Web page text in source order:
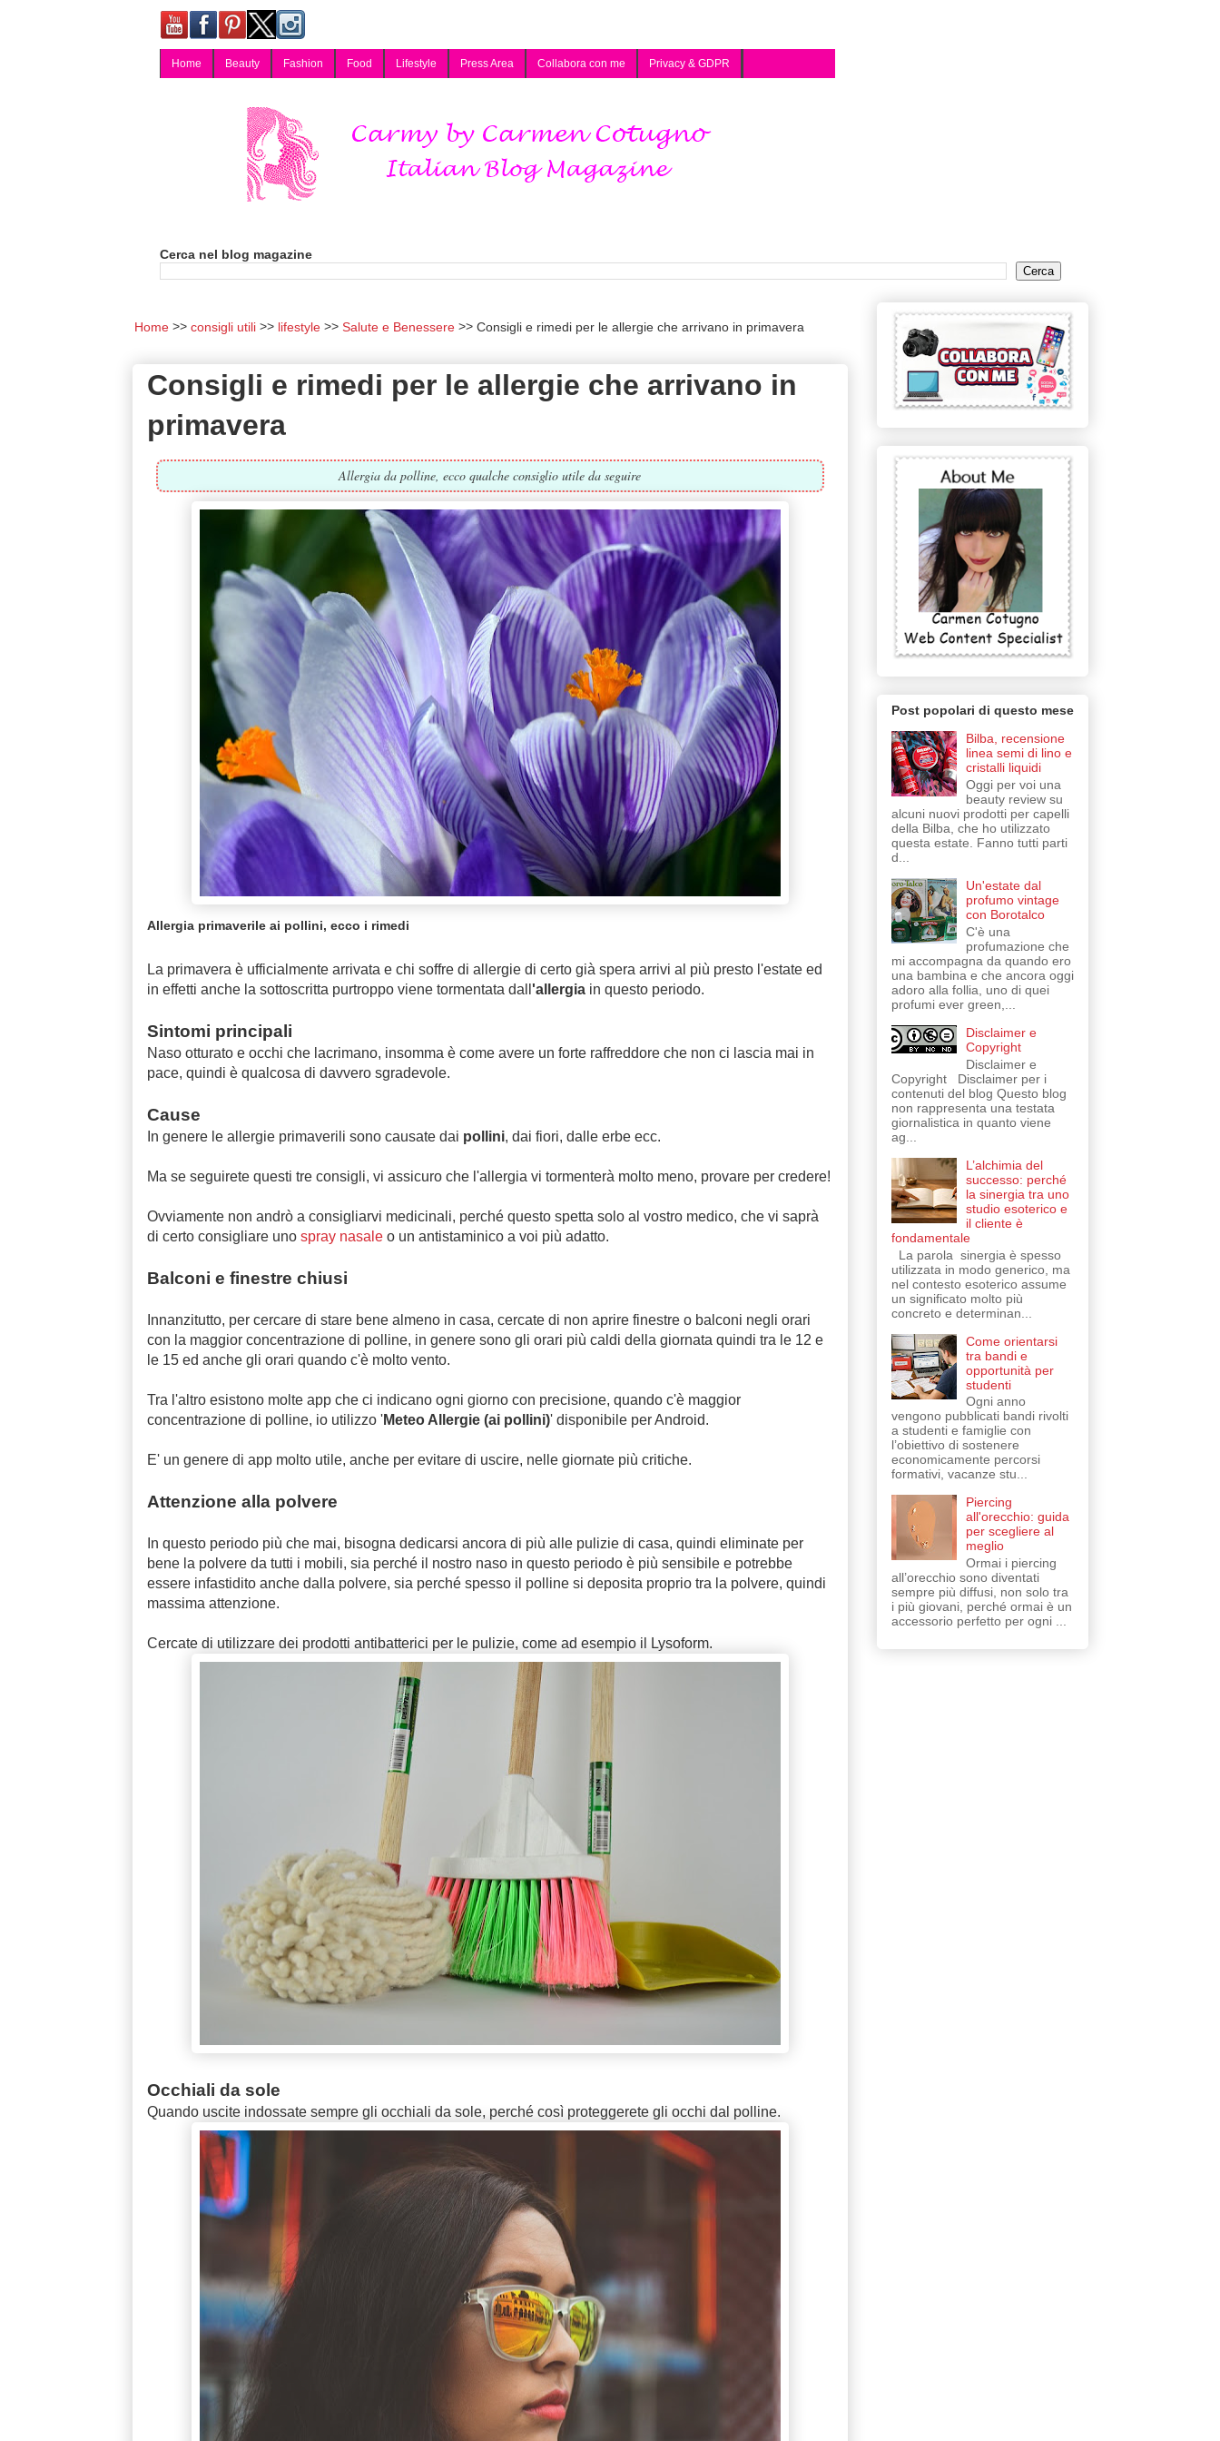
Home Beauty Fashion Food Lifestyle Press Area Collabora con me Privacy & GDPR
Cerca nel blog magazine
Home consigli utili lifestyle Salute e Benessere Consigli e rimedi per le allergie che arrivano in primavera
Consigli e rimedi per le allergie che arrivano in
primavera
Allergia da polline, ecco qualche consiglio utile da seguire
Allergia primaverile ai pollini, ecco i rimedi
La primavera è ufficialmente arrivata e chi soffre di allergie di certo già spera arrivi al più presto l'estate ed
in effetti anche la sottoscritta purtroppo viene tormentata dall 'allergiain questo periodo.
Sintomi principali
Naso otturato e occhi che lacrimano, insomma è come avere un forte raffreddore che non ci lascia mai in
pace, quindi è qualcosa di davvero sgradevole.
Cause
In genere le allergie primaverili sono causate dai pollini, dai fiori, dalle erbe ecc.
Ma se seguirete questi tre consigli, vi assicuro che l'allergia vi tormenterà molto meno, provare per credere!
Ovviamente non andrò a consigliarvi medicinali, perché questo spetta solo al vostro medico, che vi saprà
di certo consigliare uno spray nasaleo un antistaminico a voi più adatto.
Balconi e finestre chiusi
Innanzitutto, per cercare di stare bene almeno in casa, cercate di non aprire finestre o balconi negli orari
con la maggior concentrazione di polline, in genere sono gli orari più caldi della giornata quindi tra le 12 e
le 15 ed anche gli orari quando c'è molto vento.
Tra l'altro esistono molte app che ci indicano ogni giorno con precisione, quando c'è maggior
concentrazione di polline, io utilizzo 'Meteo Allergie (ai pollini)' disponibile per Android.
E' un genere di app molto utile, anche per evitare di uscire, nelle giornate più critiche.
Attenzione alla polvere
In questo periodo più che mai, bisogna dedicarsi ancora di più alle pulizie di casa, quindi eliminate per
bene la polvere da tutti i mobili, sia perché il nostro naso in questo periodo è più sensibile e potrebbe
essere infastidito anche dalla polvere, sia perché spesso il polline si deposita proprio tra la polvere, quindi
massima attenzione.
Cercate di utilizzare dei prodotti antibatterici per le pulizie, come ad esempio il Lysoform.
Occhiali da sole
Quando uscite indossate sempre gli occhiali da sole, perché così proteggerete gli occhi dal polline.
Post popolari di questo mese
Bilba, recensione
linea semi di lino e
cristalli liquidi
Oggi per voi una
beauty review su
alcuni nuovi prodotti per capelli
della Bilba, che ho utilizzato
questa estate. Fanno tutti parti
d...
Un'estate dal
profumo vintage
con Borotalco
C'è una
profumazione che
mi accompagna da quando ero
una bambina e che ancora oggi
adoro alla follia, uno di quei
profumi ever green,...
Disclaimer e
Copyright
Disclaimer e
Copyright Disclaimer per i
contenuti del blog Questo blog
non rappresenta una testata
giornalistica in quanto viene
ag...
L’alchimia del
successo: perché
la sinergia tra uno
studio esoterico e
il cliente è
fondamentale
La parola sinergia è spesso
utilizzata in modo generico, ma
nel contesto esoterico assume
un significato molto più
concreto e determinan...
Come orientarsi
tra bandi e
opportunità per
studenti
Ogni anno
vengono pubblicati bandi rivolti
a studenti e famiglie con
l’obiettivo di sostenere
economicamente percorsi
formativi, vacanze stu...
Piercing
all'orecchio: guida
per scegliere al
meglio
Ormai i piercing
all’orecchio sono diventati
sempre più diffusi, non solo tra
i più giovani, perché ormai è un
accessorio perfetto per ogni ...